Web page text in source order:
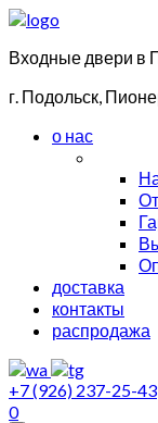
Входные двери в
г. Подольск,
о нас
доставка
контакты
распродажа
+7 (926) 237-25-43
0